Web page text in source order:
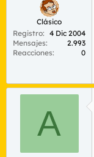
Clásico
Registro
4 Dic 2004
Mensajes
2.993
Reacciones
0
A